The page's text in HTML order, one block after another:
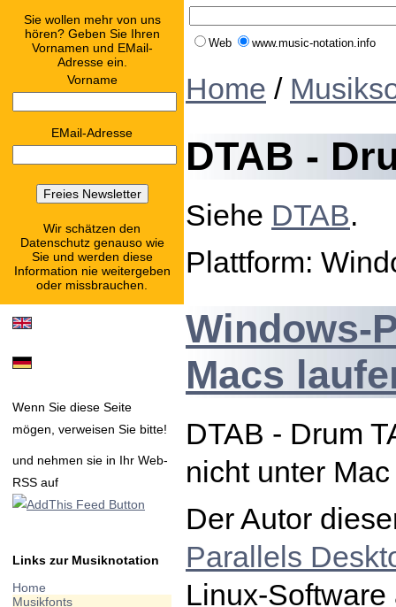
Sie wollen mehr von uns
hören? Geben Sie Ihren
Vornamen und EMail-
Adresse ein.
Vorname
EMail-Adresse
Wir schätzen den
Datenschutz genauso wie
Sie und werden diese
Information nie weitergeben
oder missbrauchen.
Wenn Sie diese Seite
mögen, verweisen Sie bitte!
und nehmen sie in Ihr Web-
RSS auf
Links zur Musiknotation
Home
Musikfonts
Web www.music-notation.info
Home /
DTAB -
Siehe DTAB.
Plattform:
Windows-
Macs
DTAB - Drum
nicht unter
Der Autor
Parallels
Linux-